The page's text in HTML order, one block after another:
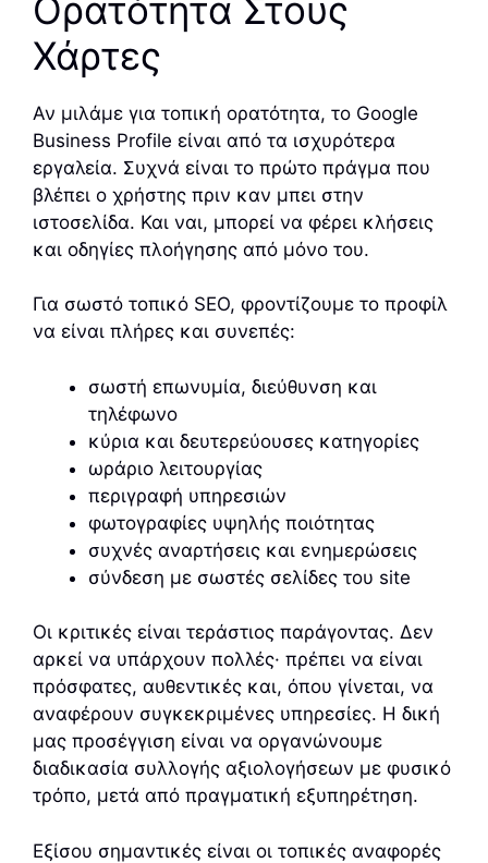
Ορατότητα Στους
Χάρτες
Αν μιλάμε για τοπική ορατότητα, το Google
Business Profile είναι από τα ισχυρότερα
εργαλεία. Συχνά είναι το πρώτο πράγμα που
βλέπει ο χρήστης πριν καν μπει στην
ιστοσελίδα. Και ναι, μπορεί να φέρει κλήσεις
και οδηγίες πλοήγησης από μόνο του.
Για σωστό τοπικό SEO, φροντίζουμε το προφίλ
να είναι πλήρες και συνεπές:
σωστή επωνυμία, διεύθυνση και
τηλέφωνο
κύρια και δευτερεύουσες κατηγορίες
ωράριο λειτουργίας
περιγραφή υπηρεσιών
φωτογραφίες υψηλής ποιότητας
συχνές αναρτήσεις και ενημερώσεις
σύνδεση με σωστές σελίδες του site
Οι κριτικές είναι τεράστιος παράγοντας. Δεν
αρκεί να υπάρχουν πολλές· πρέπει να είναι
πρόσφατες, αυθεντικές και, όπου γίνεται, να
αναφέρουν συγκεκριμένες υπηρεσίες. Η δική
μας προσέγγιση είναι να οργανώνουμε
διαδικασία συλλογής αξιολογήσεων με φυσικό
τρόπο, μετά από πραγματική εξυπηρέτηση.
Εξίσου σημαντικές είναι οι τοπικές αναφορές